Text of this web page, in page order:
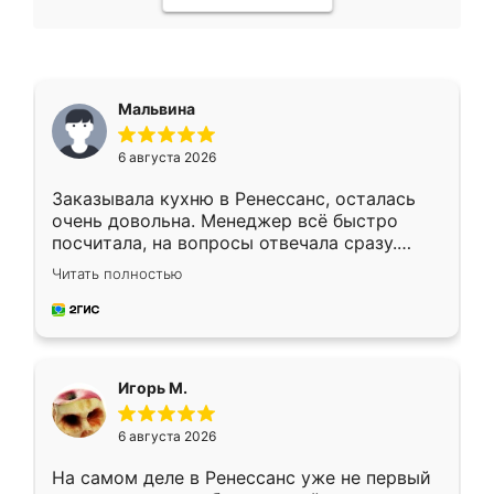
Мальвина
6 августа 2026
Заказывала кухню в Ренессанс, осталась
очень довольна. Менеджер всё быстро
посчитала, на вопросы отвечала сразу.
Замерщик приехал в субботу, подошёл к
делу со всей ответственностью. Собрали
за день, ребята работали аккуратно, даже
Читать полностью
Игорь М.
6 августа 2026
На самом деле в Ренессанс уже не первый